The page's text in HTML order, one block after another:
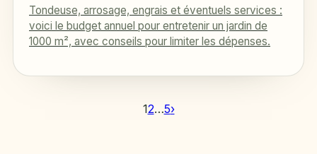
Tondeuse, arrosage, engrais et éventuels services :
voici le budget annuel pour entretenir un jardin de
1000 m², avec conseils pour limiter les dépenses.
12…5›